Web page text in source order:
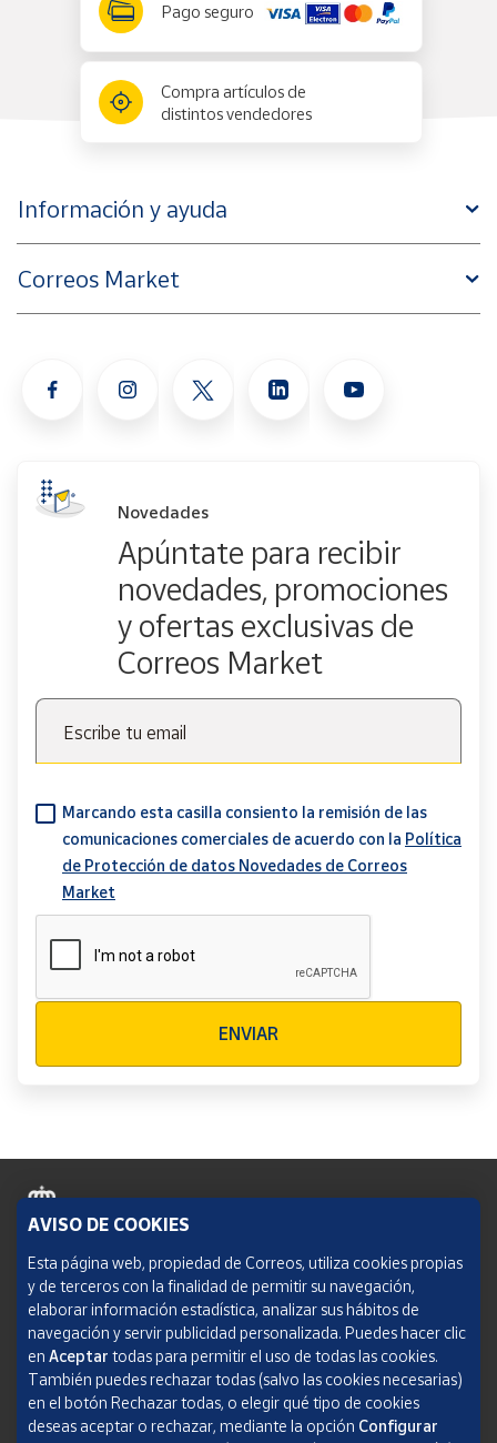
Pago seguro
Compra artículos de
distintos vendedores
Información y ayuda
Correos Market
Novedades
Apúntate para recibir
novedades, promociones
y ofertas exclusivas de
Correos Market
Escribe tu email
Marcando esta casilla consiento la remisión de las
comunicaciones comerciales de acuerdo con la Política
de Protección de datos Novedades de Correos
Market
ENVIAR
Política de cookies
Aviso legal
Condiciones del servicio
Política de Privacidad Web
Informe de transparencia
AVISO DE COOKIES
Esta página web, propiedad de Correos, utiliza cookies propias
y de terceros con la finalidad de permitir su navegación,
elaborar información estadística, analizar sus hábitos de
navegación y servir publicidad personalizada. Puedes hacer clic
en Aceptar todas para permitir el uso de todas las cookies.
También puedes rechazar todas (salvo las cookies necesarias)
en el botón Rechazar todas, o elegir qué tipo de cookies
deseas aceptar o rechazar, mediante la opción Configurar